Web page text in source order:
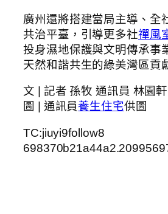
廣州還將搭建當局主導、全
共治平臺，引導更多社禪風
投身濕地保護與文明傳承事
天然和諧共生的綠美灣區貢
文 | 記者 孫牧 通訊員 林園軒
圖 | 通訊員養生住宅供圖
TC:jiuyi9follow8